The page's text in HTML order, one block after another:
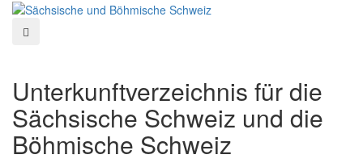
Unterkunftverzeichnis für die
Sächsische Schweiz und die
Böhmische Schweiz